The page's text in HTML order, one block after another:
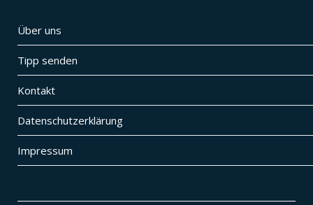
Über uns
Tipp senden
Kontakt
Datenschutzerklärung
Impressum